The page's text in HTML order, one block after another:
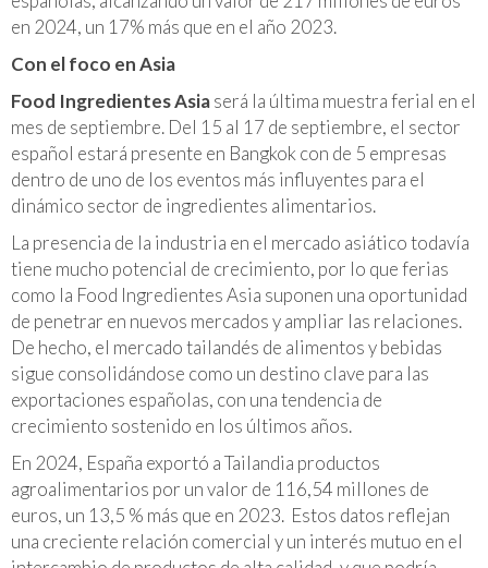
en 2024, un 17% más que en el año 2023.
Con el foco en Asia
Food Ingredientes Asiaserá la última muestra ferial en el
mes de septiembre. Del 15 al 17 de septiembre, el sector
español estará presente en Bangkok con de 5 empresas
dentro de uno de los eventos más influyentes para el
dinámico sector de ingredientes alimentarios.
La presencia de la industria en el mercado asiático todavía
tiene mucho potencial de crecimiento, por lo que ferias
como la Food Ingredientes Asia suponen una oportunidad
de penetrar en nuevos mercados y ampliar las relaciones.
De hecho, el mercado tailandés de alimentos y bebidas
sigue consolidándose como un destino clave para las
exportaciones españolas, con una tendencia de
crecimiento sostenido en los últimos años.
En 2024, España exportó a Tailandia productos
agroalimentarios por un valor de 116,54 millones de
euros, un 13,5 % más que en 2023. Estos datos reflejan
una creciente relación comercial y un interés mutuo en el